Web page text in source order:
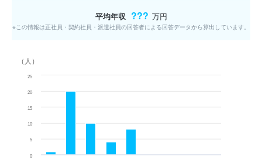
平均年収 ??? 万円
※この情報は正社員・契約社員・派遣社員の回答者による回答データから算出しています。
（人）
0
5
10
15
20
25